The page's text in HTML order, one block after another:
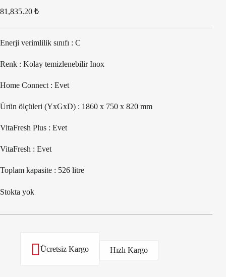
81,835.20 ₺
Enerji verimlilik sınıfı : C
Renk : Kolay temizlenebilir Inox
Home Connect : Evet
Ürün ölçüleri (YxGxD) : 1860 x 750 x 820 mm
VitaFresh Plus : Evet
VitaFresh : Evet
Toplam kapasite : 526 litre
Stokta yok
Ücretsiz Kargo Hızlı Kargo